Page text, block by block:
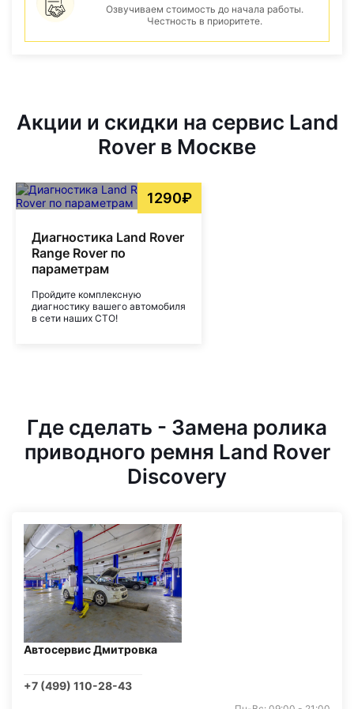
Озвучиваем стоимость до начала работы.
Честность в приоритете.
Акции и скидки на сервис Land
Rover в Москве
1290₽
Диагностика Land Rover
Range Rover по
параметрам
Пройдите комплексную
диагностику вашего автомобиля
в сети наших СТО!
Где сделать - Замена ролика
приводного ремня Land Rover
Discovery
Автосервис Дмитровка
+7 (499) 110-28-43